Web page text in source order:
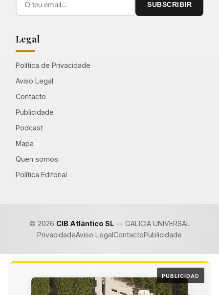
SUBSCRIBIR
Legal
Política de Privacidade
Aviso Legal
Contacto
Publicidade
Podcast
Mapa
Quen somos
Política Editorial
© 2026 CIB Atlántico SL— GALICIA UNIVERSAL
PrivacidadeAviso LegalContactoPublicidade
PUBLICIDAD